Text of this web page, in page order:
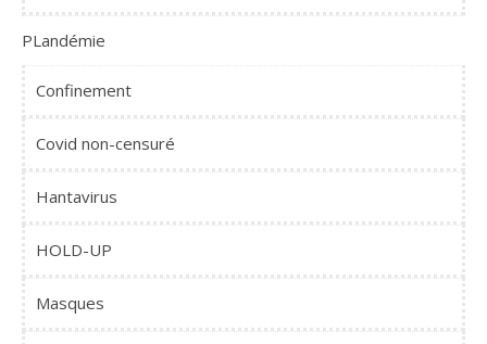
PLandémie
Confinement
Covid non-censuré
Hantavirus
HOLD-UP
Masques